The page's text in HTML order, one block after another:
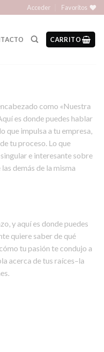
Acceder Favoritos
CARRITO
como «Nuestra
es donde puedes hablar
que impulsa a tu empresa,
tu proceso. Lo que
e interesante sobre
demás de la misma
y aquí es donde puedes
quiere saber de qué
tu pasión te condujo a
acerca de tus raíces–la